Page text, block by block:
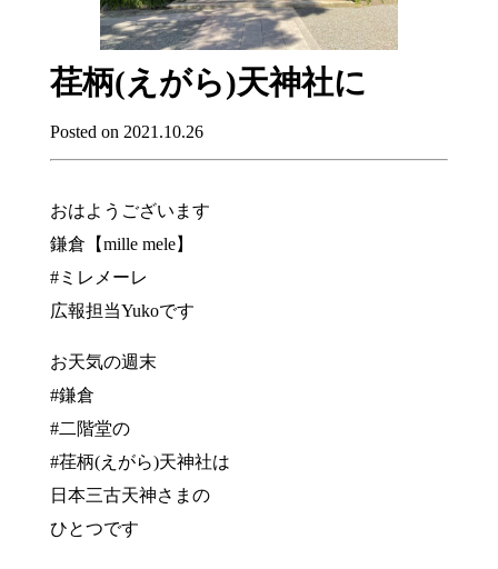
荏柄(えがら)天神社に
Posted on 2021.10.26
おはようございます
鎌倉【mille mele】
#ミレメーレ
広報担当Yukoです
お天気の週末
#鎌倉
#二階堂の
#荏柄(えがら)天神社は
日本三古天神さまの
ひとつです